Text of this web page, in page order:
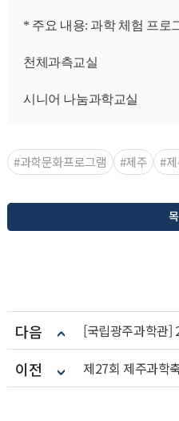
* 주요 내용: 과학 체험 프로
천체과측교실
시니어 나눔과학교실
#과학문화프로그램 #제주 #
다음
이전 제27회 제주과학